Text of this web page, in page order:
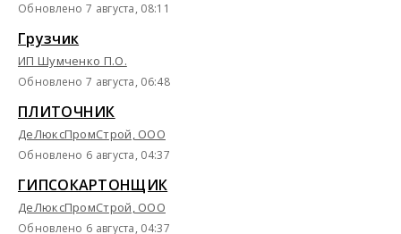
Обновлено 7 августа, 08:11
Грузчик
ИП Шумченко П.О.
Обновлено 7 августа, 06:48
ПЛИТОЧНИК
ДеЛюксПромСтрой, ООО
Обновлено 6 августа, 04:37
ГИПСОКАРТОНЩИК
ДеЛюксПромСтрой, ООО
Обновлено 6 августа, 04:37